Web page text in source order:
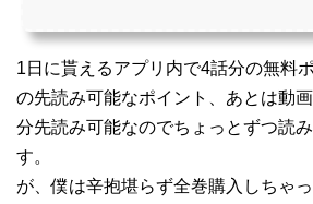
1日に貰えるアプリ内で4話分の無料
の先読み可能なポイント、あとは動
分先読み可能なのでちょっとずつ読
す。
が、僕は辛抱堪らず全巻購入しちゃっ